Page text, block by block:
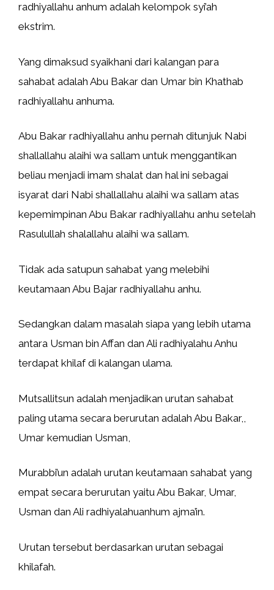
radhiyallahu anhum adalah kelompok syi’ah
ekstrim.
Yang dimaksud syaikhani dari kalangan para
sahabat adalah Abu Bakar dan Umar bin Khathab
radhiyallahu anhuma.
Abu Bakar radhiyallahu anhu pernah ditunjuk Nabi
shallallahu alaihi wa sallam untuk menggantikan
beliau menjadi imam shalat dan hal ini sebagai
isyarat dari Nabi shallallahu alaihi wa sallam atas
kepemimpinan Abu Bakar radhiyallahu anhu setelah
Rasulullah shalallahu alaihi wa sallam.
Tidak ada satupun sahabat yang melebihi
keutamaan Abu Bajar radhiyallahu anhu.
Sedangkan dalam masalah siapa yang lebih utama
antara Usman bin Affan dan Ali radhiyalahu Anhu
terdapat khilaf di kalangan ulama.
Mutsallitsun adalah menjadikan urutan sahabat
paling utama secara berurutan adalah Abu Bakar,,
Umar kemudian Usman,
Murabbi’un adalah urutan keutamaan sahabat yang
empat secara berurutan yaitu Abu Bakar, Umar,
Usman dan Ali radhiyalahuanhum ajma’in.
Urutan tersebut berdasarkan urutan sebagai
khilafah.